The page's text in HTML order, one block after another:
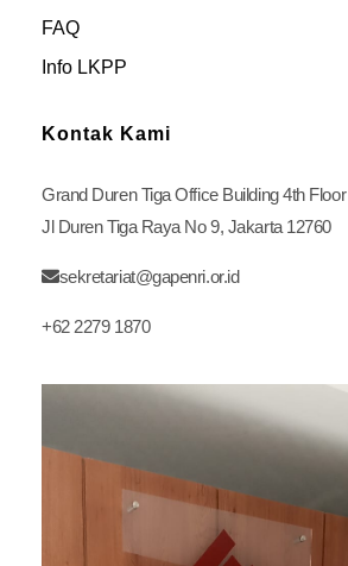
FAQ
Info LKPP
Kontak Kami
Grand Duren Tiga Office Building 4th Floor
Jl Duren Tiga Raya No 9, Jakarta 12760
sekretariat@gapenri.or.id
+62 2279 1870